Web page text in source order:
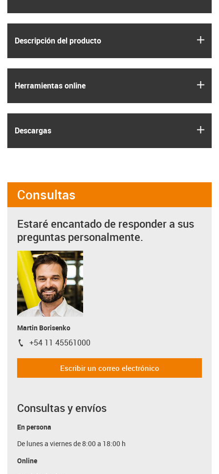
Descripción del producto
Herramientas online
Descargas
Consultas
Estaré encantado de responder a sus
preguntas personalmente.
Martin Borisenko
igus-icon-phone
+54 11 45561000
Escribir un correo electrónico
Consultas y envíos
En persona
De lunes a viernes de 8:00 a 18:00 h
Online